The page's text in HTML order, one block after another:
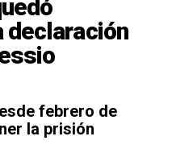
declaración
febrero de
la prisión